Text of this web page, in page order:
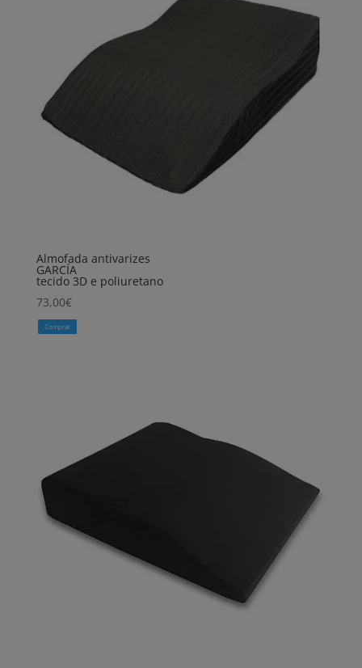
Almofada antivarizes
GARCÍA
tecido 3D e poliuretano
73,00€
Comprar